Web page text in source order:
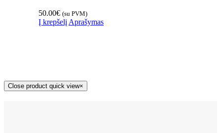
50.00€ (su PVM)
Į krepšelį Aprašymas
Close product quick view×